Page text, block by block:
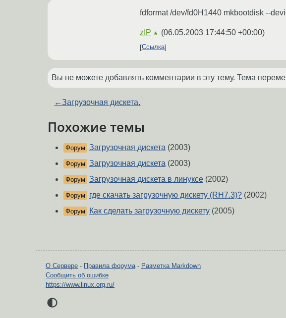
fdformat /dev/fd0H1440 mkbootdisk --
zIP ★ (06.05.2003 17:44:50 +00:00)
Ссылка
Вы не можете добавлять комментарии в эту тему. Тема
←Загрузочная дискета.
Похожие темы
Форум Загрузочная дискета (2003)
Форум Загрузочная дискета (2003)
Форум Загрузочная дискета в линуксе (2002)
Форум где скачать загрузочную дискету (RH7.3)? (2002)
Форум Как сделать загрузочную дискету (2005)
О Сервере - Правила форума- Разметка Markdown
Сообщить об ошибке
https://www.linux.org.ru/